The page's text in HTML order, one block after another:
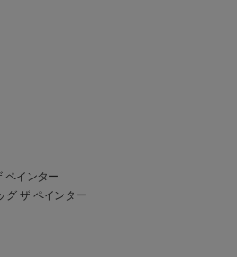
ペインター
グ ザ ペインター